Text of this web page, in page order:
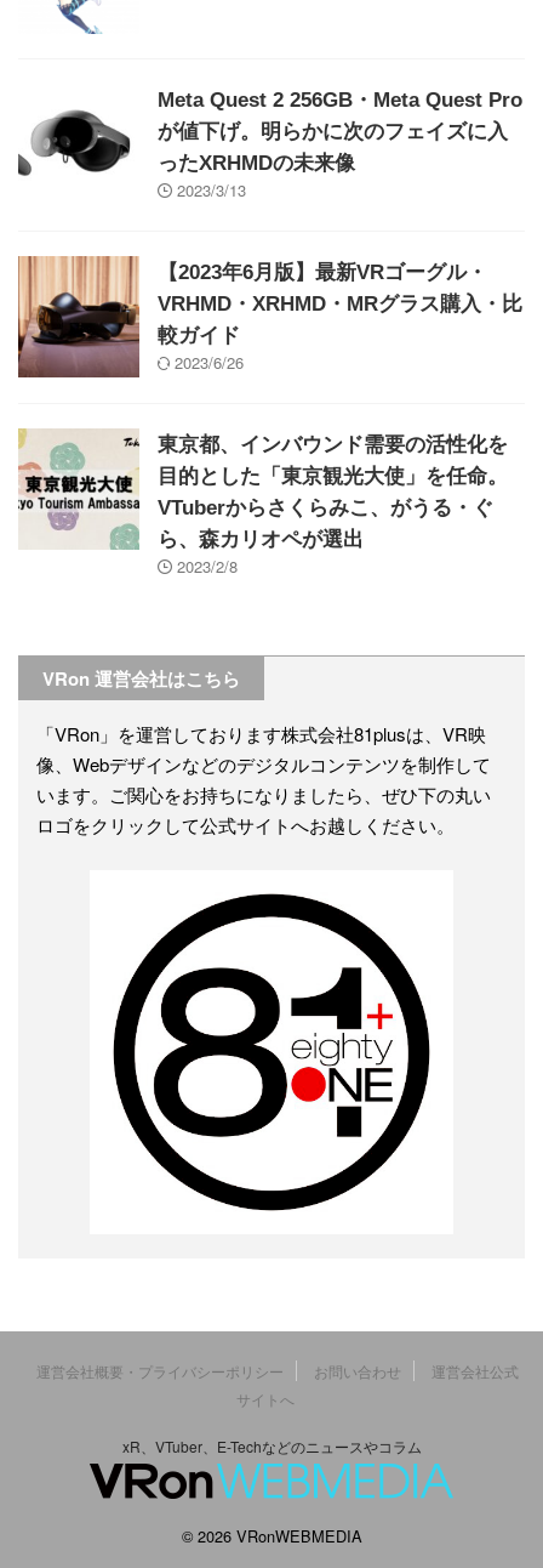
Meta Quest 2 256GB・Meta Quest Pro
が値下げ。明らかに次のフェイズに入
ったXRHMDの未来像
2023/3/13
【2023年6月版】最新VRゴーグル・
VRHMD・XRHMD・MRグラス購入・比
較ガイド
2023/6/26
東京都、インバウンド需要の活性化を
目的とした「東京観光大使」を任命。
VTuberからさくらみこ、がうる・ぐ
ら、森カリオペが選出
2023/2/8
VRon 運営会社はこちら
「VRon」を運営しております株式会社81plusは、VR映
像、Webデザインなどのデジタルコンテンツを制作して
います。ご関心をお持ちになりましたら、ぜひ下の丸い
ロゴをクリックして公式サイトへお越しください。
運営会社概要・プライバシーポリシー お問い合わせ
運営会社公式
サイトへ
xR、VTuber、E-Techなどのニュースやコラム
© 2026 VRonWEBMEDIA